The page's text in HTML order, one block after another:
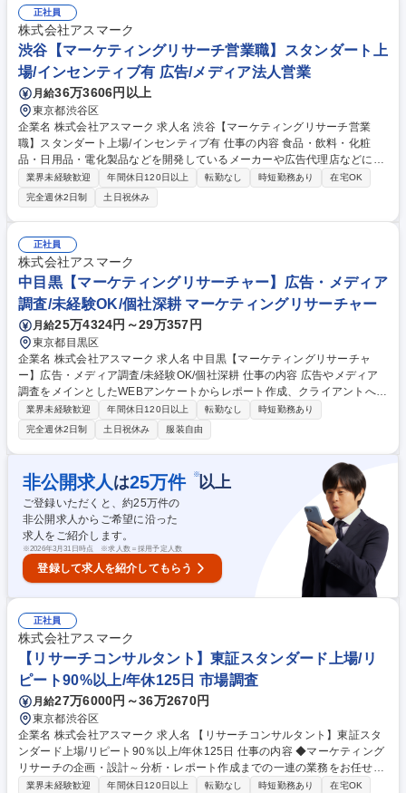
トとのフロント業務も行います。 2～3ヶ月の研修で基礎から学べるので
安心して業務に取り組めます。・業界トップクラスの実績を誇るサービス
も複数あり、リピート率90％以上という数字がアスマークに寄せられる信
頼の厚さを証明しています。 募集職種 中目黒【マーケティングネットリ
サーチ】ニーズ調査/業界未経験◎/研修充実
正社員
株式会社アスマーク
渋谷【マーケティングリサーチ営業職】スタンダート上
場/インセンティブ有 広告/メディア法人営業
月給36万3606円以上
東京都渋谷区
企業名 株式会社アスマーク 求人名 渋谷【マーケティングリサーチ営業
職】スタンダート上場/インセンティブ有 仕事の内容 食品・飲料・化粧
品・日用品・電化製品などを開発しているメーカーや広告代理店などに対
して、マーケティングリサーチの提案を行なっていただきます。 クライア
ントはメーカー各社のほか、調査会社やコンサルティング会社等、調査パ
ートナーとしての関係性を構築する場合もございます。 【業務の流れ】■
アポイント獲得■打ち合わせ■提案■調査実施・フォロー 【仕事のポイン
ト】提案した調査で集められた情報は、クライアントにとって有益な「消
費者の意見」です。新商品開発や、CM企画のアイデアに役立てられるこ
とも多く、やりがいの大きな仕事です。 募集職種 渋谷【マーケティング
リサーチ営業職】スタンダート上場/インセンティブ有
業界未経験歓迎 年間休日120日以上 転勤なし 時短勤務あり
在宅OK
完全週休2日制
土日祝休み
正社員
株式会社アスマーク
中目黒【マーケティングリサーチャー】広告・メディア
調査/未経験OK/個社深耕 マーケティングリサーチャー
月給25万4324円～29万357円
東京都目黒区
企業名 株式会社アスマーク 求人名 中目黒【マーケティングリサーチャ
ー】広告・メディア調査/未経験OK/個社深耕 仕事の内容 広告やメディア
調査をメインとしたWEBアンケートからレポート作成、クライアントへの
報告会まで一連の業務を担当。様々な案件に携わりながら、調査設計から
報告まで一貫して経験できるため、着実にスキルアップ 【具体的には】ク
ライアントの課題ヒアリング、WEBアンケートの設問票作成、案件進行管
理、データ分析・レポート作成、報告会実施まで一貫して担当。プロジェ
クト管理や社外パートナーとの調整、見積もり作成・金額交渉も案件の主
担当として幅広く経験できます。 【業務内容の変更範囲】当社の指定する
業務 募集職種 中目黒【マーケティングリサーチャー】広告・メディア調
査/未経験OK/個社深耕
業界未経験歓迎 年間休日120日以上 転勤なし
時短勤務あり
完全週休2日制
土日祝休み 服装自由
非公開求人 は25万件 ※以上
ご登録いただくと、約25万件の
非公開求人からご希望に沿った
求人をご紹介します。
※2026年3月31日時点 ※求人数＝採用予定人数
登録して求人を紹介してもらう
正社員
株式会社アスマーク
【リサーチコンサルタント】東証スタンダード上場/リ
ピート90%以上/年休125日 市場調査
月給27万6000円～36万2670円
東京都渋谷区
企業名 株式会社アスマーク 求人名 【リサーチコンサルタント】東証スタ
ンダード上場/リピート90％以上/年休125日 仕事の内容 ◆マーケティング
リサーチの企画・設計～分析・レポート作成までの一連の業務をお任せ。
業界トップクラスの実績を誇るサービス複数あり◎ □打ち合わせ:営業と一
業界未経験歓迎 年間休日120日以上 転勤なし 時短勤務あり
在宅OK